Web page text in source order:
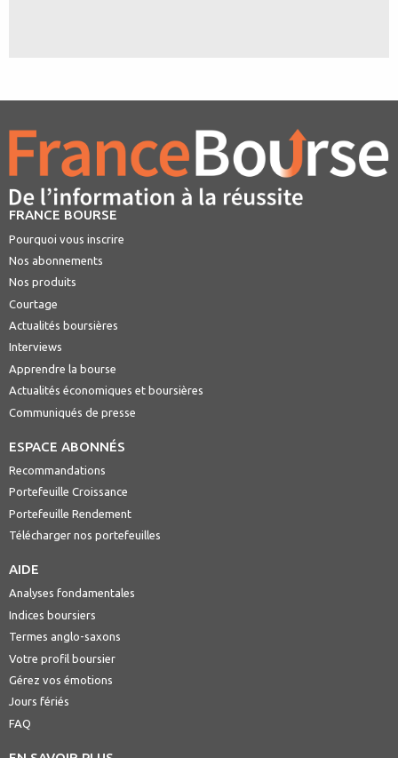
FRANCE BOURSE
Pourquoi vous inscrire
Nos abonnements
Nos produits
Courtage
Actualités boursières
Interviews
Apprendre la bourse
Actualités économiques et boursières
Communiqués de presse
ESPACE ABONNÉS
Recommandations
Portefeuille Croissance
Portefeuille Rendement
Télécharger nos portefeuilles
AIDE
Analyses fondamentales
Indices boursiers
Termes anglo-saxons
Votre profil boursier
Gérez vos émotions
Jours fériés
FAQ